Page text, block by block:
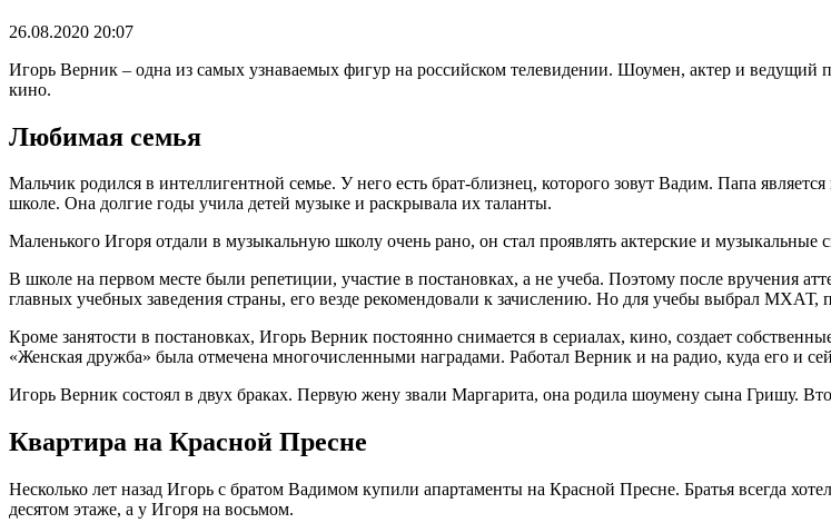
26.08.2020 20:07
Игорь Верник – одна из самых узнаваемых фигур на российском телевидении. Шоумен, актер и
кино.
Любимая семья
Мальчик родился в интеллигентной семье. У него есть брат-близнец, которого зовут Вадим. Папа
школе. Она долгие годы учила детей музыке и раскрывала их таланты.
Маленького Игоря отдали в музыкальную школу очень рано, он стал проявлять актерские и музыкальные
В школе на первом месте были репетиции, участие в постановках, а не учеба. Поэтому после вручения
главных учебных заведения страны, его везде рекомендовали к зачислению. Но для учебы выбрал МХАТ,
Кроме занятости в постановках, Игорь Верник постоянно снимается в сериалах, кино, создает
«Женская дружба» была отмечена многочисленными наградами. Работал Верник и на радио, куда его и
Игорь Верник состоял в двух браках. Первую жену звали Маргарита, она родила шоумену сына Гришу.
Квартира на Красной Пресне
Несколько лет назад Игорь с братом Вадимом купили апартаменты на Красной Пресне. Братья всегда
десятом этаже, а у Игоря на восьмом.